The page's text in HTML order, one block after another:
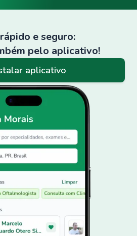
e seguro:
pelo aplicativo!
aplicativo